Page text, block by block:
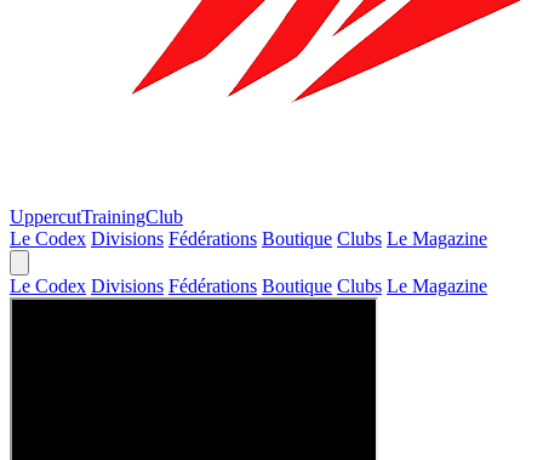
UppercutTrainingClub
Le Codex Divisions Fédérations Boutique Clubs Le Magazine
Le Codex Divisions Fédérations Boutique Clubs Le Magazine